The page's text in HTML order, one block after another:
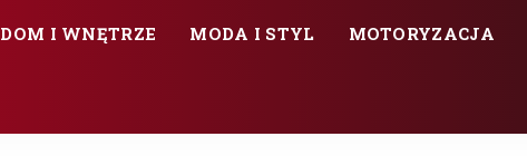
DOM I WNĘTRZE MODA I STYL MOTORYZACJA